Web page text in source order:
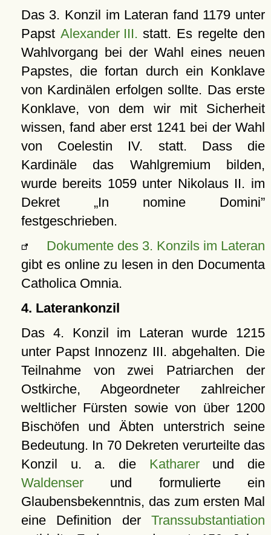
Das 3. Konzil im Lateran fand 1179 unter
Papst Alexander III. statt. Es regelte den
Wahlvorgang bei der Wahl eines neuen
Papstes, die fortan durch ein Konklave
von Kardinälen erfolgen sollte. Das erste
Konklave, von dem wir mit Sicherheit
wissen, fand aber erst 1241 bei der Wahl
von Coelestin IV. statt. Dass die
Kardinäle das Wahlgremium bilden,
wurde bereits 1059 unter Nikolaus II. im
Dekret
In nomine Domini
festgeschrieben.
Dokumente des 3. Konzils im Lateran
gibt es online zu lesen in den Documenta
Catholica Omnia.
4. Laterankonzil
Das 4. Konzil im Lateran wurde 1215
unter Papst Innozenz III. abgehalten. Die
Teilnahme von zwei Patriarchen der
Ostkirche, Abgeordneter zahlreicher
weltlicher Fürsten sowie von über 1200
Bischöfen und Äbten unterstrich seine
Bedeutung. In 70 Dekreten verurteilte das
Konzil u. a. die Katharerund die
Waldenserund formulierte ein
Glaubensbekenntnis, das zum ersten Mal
eine Definition der Transsubstantiation